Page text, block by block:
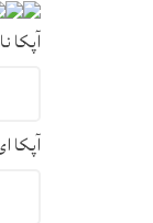
آپکا
آپکا